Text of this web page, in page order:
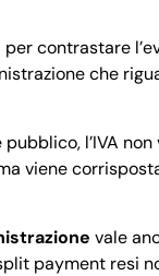
contrastare
che
l’IVA
viene
vale
payment resi